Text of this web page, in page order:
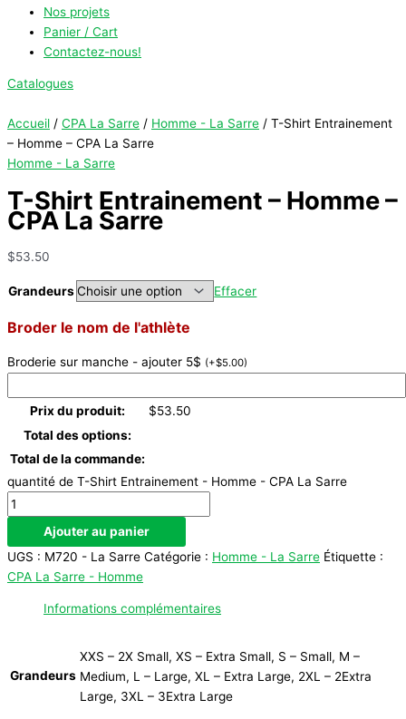
Nos projets
Panier / Cart
Contactez-nous!
Catalogues
Accueil / CPA La Sarre / Homme - La Sarre / T-Shirt Entrainement
– Homme – CPA La Sarre
Homme - La Sarre
T-Shirt Entrainement – Homme –
CPA La Sarre
$53.50
Grandeurs Effacer
Broder le nom de l'athlète
Broderie sur manche - ajouter 5$ (+$5.00)
Prix du produit: $53.50
Total des options:
Total de la commande:
quantité de T-Shirt Entrainement - Homme - CPA La Sarre
Ajouter au panier
UGS : M720 - La Sarre Catégorie : Homme - La Sarre Étiquette :
CPA La Sarre - Homme
Informations complémentaires
Grandeurs
XXS – 2X Small, XS – Extra Small, S – Small, M –
Medium, L – Large, XL – Extra Large, 2XL – 2Extra
Large, 3XL – 3Extra Large